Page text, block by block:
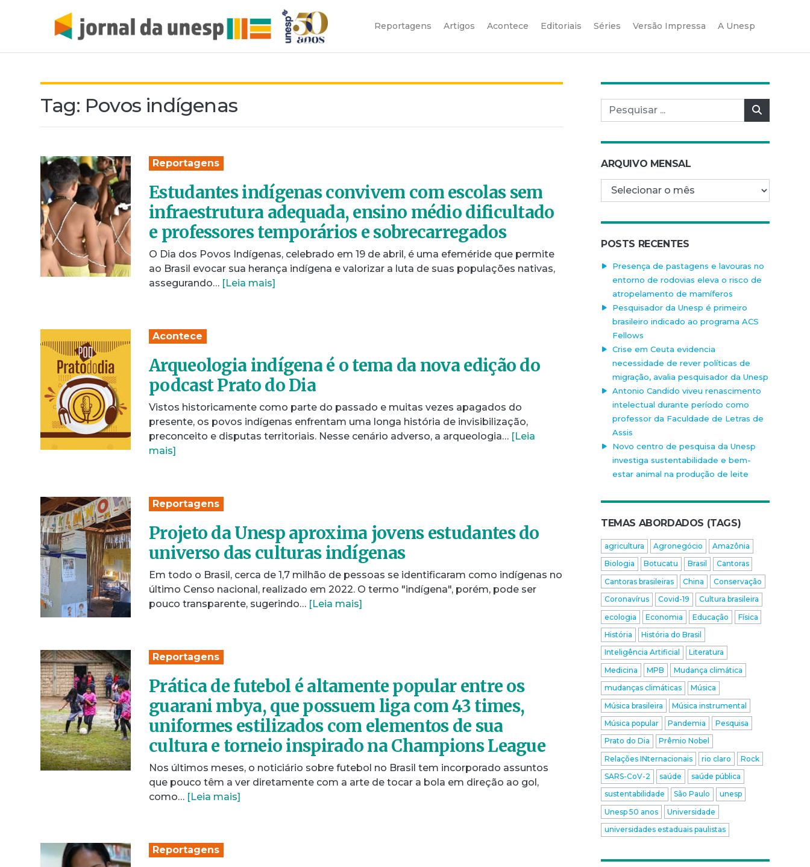
Reportagens Artigos Acontece Editoriais Séries Versão Impressa A Unesp
Tag: Povos indígenas
Reportagens
Estudantes indígenas convivem com escolas sem
infraestrutura adequada, ensino médio dificultado
e professores temporários e sobrecarregados
O Dia dos Povos Indígenas, celebrado em 19 de abril, é uma efeméride que permite
ao Brasil evocar sua herança indígena e valorizar a luta de suas populações nativas,
assegurando… [Leia mais]
Acontece
Arqueologia indígena é o tema da nova edição do
podcast Prato do Dia
Vistos historicamente como parte do passado e muitas vezes apagados do
presente, os povos indígenas enfrentam uma longa história de invisibilização,
preconceito e disputas territoriais. Nesse cenário adverso, a arqueologia… [Leia
mais]
Reportagens
Projeto da Unesp aproxima jovens estudantes do
universo das culturas indígenas
Em todo o Brasil, cerca de 1,7 milhão de pessoas se identificaram como indígenas no
último Censo nacional, realizado em 2022. O termo "indígena", porém, pode ser
pouco transparente, sugerindo… [Leia mais]
Reportagens
Prática de futebol é altamente popular entre os
guarani mbya, que possuem liga com 43 times,
uniformes estilizados com elementos de sua
cultura e torneio inspirado na Champions League
Nos últimos meses, o noticiário sobre futebol no Brasil tem incorporado assuntos
que pouco têm a ver diretamente com a arte de tocar a bola em direção ao gol,
como… [Leia mais]
Reportagens
Pesquisar por:
ARQUIVO MENSAL
Arquivo mensal
POSTS RECENTES
Presença de pastagens e lavouras no
entorno de rodovias eleva o risco de
atropelamento de mamíferos
Pesquisador da Unesp é primeiro
brasileiro indicado ao programa ACS
Fellows
Crise em Ceuta evidencia
necessidade de rever políticas de
migração, avalia pesquisador da Unesp
Antonio Candido viveu renascimento
intelectual durante período como
professor da Faculdade de Letras de
Assis
Novo centro de pesquisa da Unesp
investiga sustentabilidade e bem-
estar animal na produção de leite
TEMAS ABORDADOS (TAGS)
agricultura Agronegócio
Amazônia
Biologia
Botucatu Brasil
Cantoras
Cantoras brasileiras
China
Conservação
Coronavírus
Covid-19
Cultura brasileira
ecologia
Economia Educação
Física
História
História do Brasil
Inteligência Artificial
Literatura
Medicina
MPB
Mudança climática
mudanças climáticas
Música
Música brasileira
Música instrumental
Música popular
Pandemia
Pesquisa
Prato do Dia
Prêmio Nobel
Relações INternacionais
rio claro
Rock
SARS-CoV-2
saúde
saúde pública
sustentabilidade
São Paulo
unesp
Unesp 50 anos
Universidade
universidades estaduais paulistas